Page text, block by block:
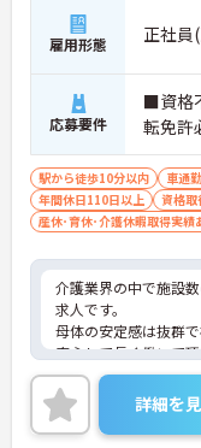
雇用形態 正社員
応募要件
■資格
転免許
駅から徒歩10分以内 車通
年間休日110日以上
資格取
産休･育休･介護休暇取得実績
介護業界の中で施設
求人です。
母体の安定感は抜群
安心して長く働いて
また、頑張りがきち
ご興味のある方はぜ
い。
詳細を